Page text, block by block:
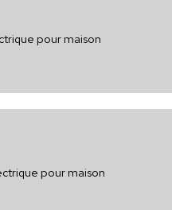
pour maison
pour maison